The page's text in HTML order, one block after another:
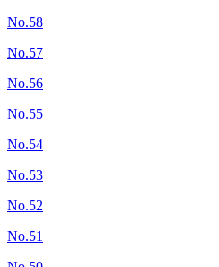
No.58
No.57
No.56
No.55
No.54
No.53
No.52
No.51